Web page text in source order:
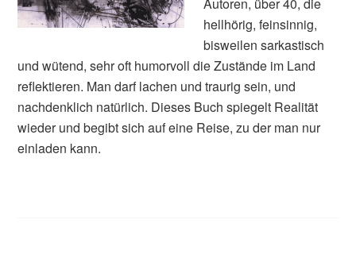
hellhörig, feinsinnig,
bisweilen sarkastisch
und wütend, sehr oft humorvoll die Zustände im Land
reflektieren. Man darf lachen und traurig sein, und
nachdenklich natürlich. Dieses Buch spiegelt Realität
wieder und begibt sich auf eine Reise, zu der man nur
einladen kann.